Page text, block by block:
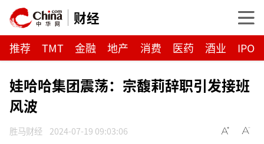
财经
推荐 TMT 金融 地产 消费 医药 酒业 IPO
娃哈哈集团震荡：宗馥莉辞职引发接班
风波
胜马财经 2024-07-19 09:03:06